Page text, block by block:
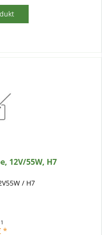
12V/55W, H7
/ H7
1
*